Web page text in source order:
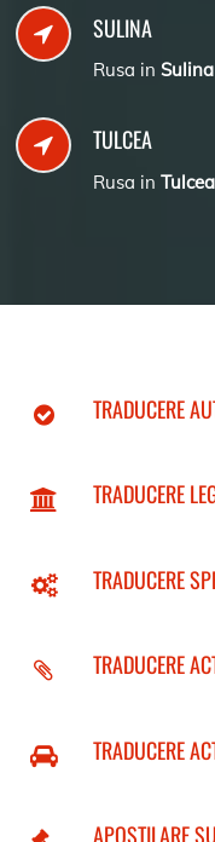
SULINA
Rusa in Sulina
TULCEA
Rusa in Tulcea
TRADUCERE
TRADUCERE
TRADUCERE
TRADUCERE
TRADUCERE
APOSTILARE